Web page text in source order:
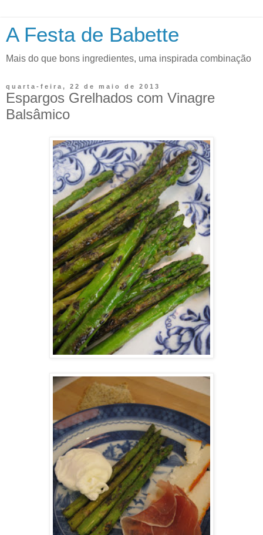
A Festa de Babette
Mais do que bons ingredientes, uma inspirada combinação
quarta-feira, 22 de maio de 2013
Espargos Grelhados com Vinagre
Balsâmico